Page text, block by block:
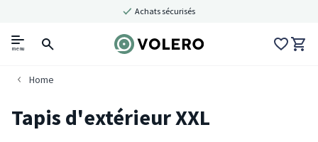
Achats sécurisés
menu
Home
Tapis d'extérieur XXL